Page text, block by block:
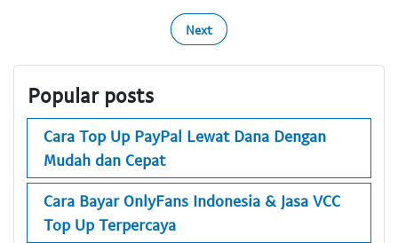
Next
Popular posts
Cara Top Up PayPal Lewat Dana Dengan
Mudah dan Cepat
Cara Bayar OnlyFans Indonesia & Jasa VCC
Top Up Terpercaya